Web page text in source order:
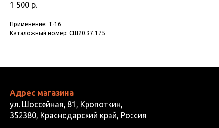
1 500 р.
Применение: Т-16
Каталожный номер: СШ20.37.175
Адрес магазина
ул. Шоссейная, 81, Кропоткин,
352380, Краснодарский край, Россия